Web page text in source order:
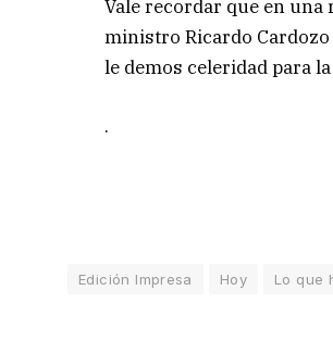
Vale recordar que en
ministro Ricardo
le demos celeridad para
.
Edición Impresa Hoy Lo que